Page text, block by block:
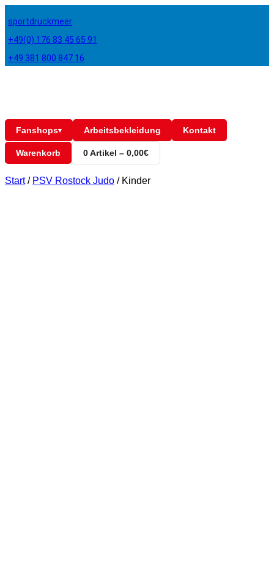
sportdruckmeer
+49(0) 176 83 45 65 91
+49 381 800 847 16
Fanshops▾ Arbeitsbekleidung Kontakt
Warenkorb 0 Artikel – 0,00€
Start / PSV Rostock Judo /Kinder